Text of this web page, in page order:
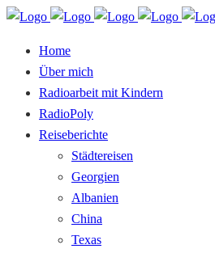
Home
Über mich
Radioarbeit mit Kindern
RadioPoly
Reiseberichte
Städtereisen
Georgien
Albanien
China
Texas